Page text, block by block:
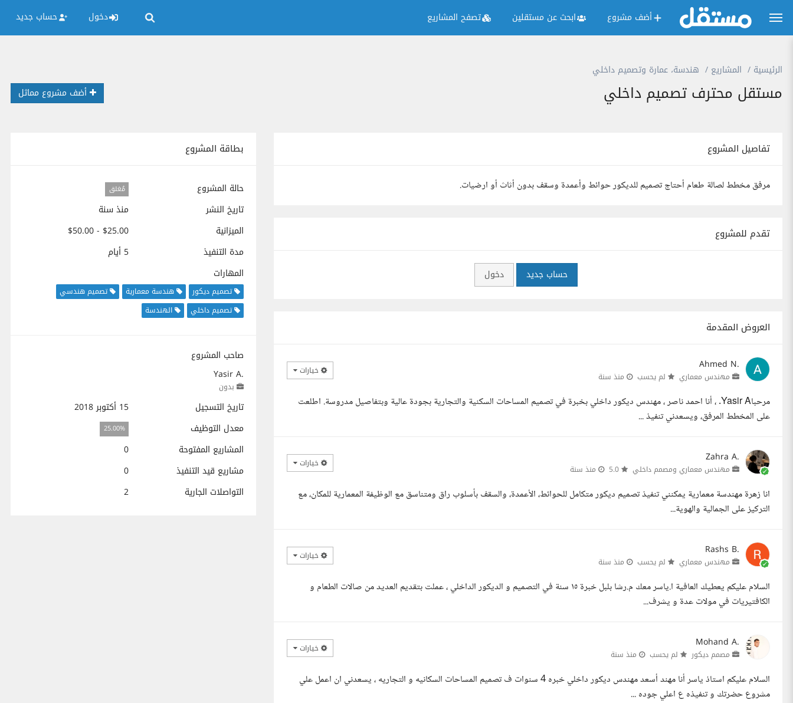
أضف مشروع ابحث عن مستقلين تصفح المشاريع دخول حساب جديد
الرئيسية المشاريع هندسة، عمارة وتصميم داخلي
مستقل محترف تصميم داخلي أضف مشروع مماثل
بطاقة المشروع
حالة المشروع مُغلق
تاريخ النشر
منذ سنة
الميزانية
$25.00 - $50.00
مدة التنفيذ
5 أيام
المهارات
تصميم ديكور هندسة معمارية
تصميم هندسي
تصميم داخلي
الهندسة
صاحب المشروع
Yasir A.
بدون
تاريخ التسجيل
15 أكتوبر 2018
معدل التوظيف
25.00%
المشاريع المفتوحة
0
مشاريع قيد التنفيذ
0
التواصلات الجارية
2
تفاصيل المشروع
مرفق مخطط لصالة طعام أحتاج تصميم للديكور حوائط وأعمدة وسقف بدون أثاث أو ارضيات.
تقدم للمشروع
حساب جديد دخول
العروض المقدمة
Ahmed N.
مهندس معماري لم يحسب منذ سنة خيارات
مرحباYasir A. ، أنا احمد ناصر ، مهندس ديكور داخلي بخبرة في تصميم المساحات السكنية والتجارية بجودة عالية وبتفاصيل مدروسة. اطلعت
على المخطط المرفق، ويسعدني تنفيذ ...
Zahra A.
مهندس معماري ومصمم داخلي منذ سنة خيارات
انا زهرة مهندسة معمارية يمكنني تنفيذ تصميم ديكور متكامل للحوائط، الأعمدة، والسقف بأسلوب راق ومتناسق مع الوظيفة المعمارية للمكان، مع
التركيز على الجمالية والهوية...
Rashs B.
مهندس معماري لم يحسب منذ سنة خيارات
السلام عليكم يعطيك العافية ا.ياسر معك م.رشا بلبل خبرة ١٥ سنة في التصميم و الديكور الداخلي ، عملت بتقديم العديد من صالات الطعام و
الكافتيريات في مولات عدة و يشرف...
Mohand A.
مصمم ديكور لم يحسب منذ سنة خيارات
السلام عليكم استاذ ياسر أنا مهند أسعد مهندس ديكور داخلي خبره 4 سنوات ف تصميم المساحات السكانيه و التجاريه ، يسعدني ان اعمل علي
مشروع حضرتك و تنفيذه ع اعلي جوده ...